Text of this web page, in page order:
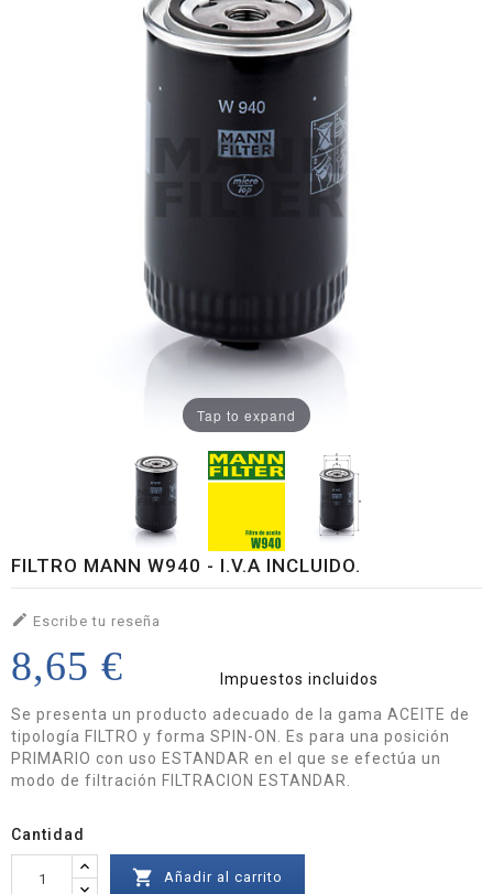
Tap to expand
FILTRO MANN W940 - I.V.A INCLUIDO.
 Escribe tu reseña
8,65 €
Impuestos incluidos
Se presenta un producto adecuado de la gama ACEITE de
tipología FILTRO y forma SPIN-ON. Es para una posición
PRIMARIO con uso ESTANDAR en el que se efectúa un
modo de filtración FILTRACION ESTANDAR.
Cantidad
 Añadir al carrito